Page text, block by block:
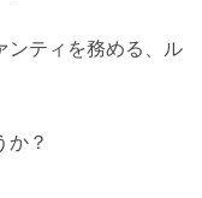
ンティを務める、ル
か？